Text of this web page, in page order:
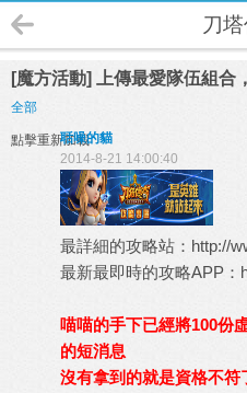
刀
[魔方活動] 上傳最愛隊伍組合
全部
點擊重新加載
聒噪的貓
2014-8-21 14:00:40
最詳細的攻略站： http://
最新最即時的攻略APP：
喵喵的手下已經將100份
的短消息
沒有拿到的就是資格不符